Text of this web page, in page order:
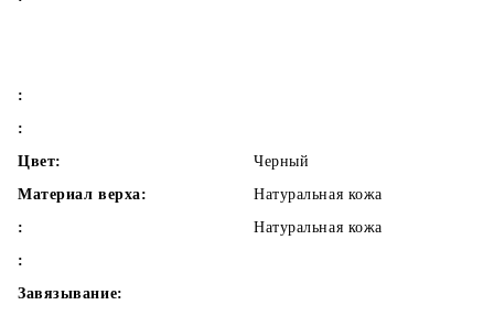
:
:
Цвет:
Черный
Материал верха:
Натуральная кожа
:
Натуральная кожа
:
Завязывание: